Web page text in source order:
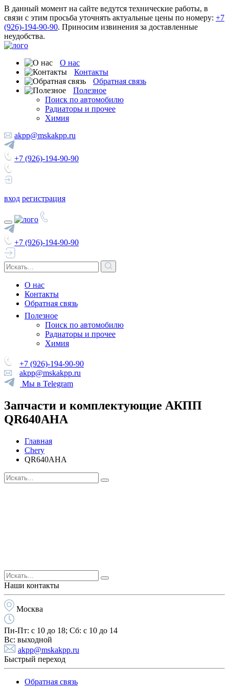
В данный момент на сайте ведутся технические работы, в
связи с этим просьба уточнять актуальные цены по номеру: +7
(926)-194-90-90. Приносим извинения за доставленные
неудобства.
О нас
Контакты
Обратная связь
Полезное
Поиск по автомобилю
Радиаторы и прочее
Химия
akpp@mskakpp.ru
+7 (926)-194-90-90
вход регистрация
+7 (926)-194-90-90
О нас
Контакты
Обратная связь
Полезное
Поиск по автомобилю
Радиаторы и прочее
Химия
+7 (926)-194-90-90
akpp@mskakpp.ru
Мы в Telegram
Запчасти и комплектующие АКПП
QR640AHA
Главная
Chery
QR640AHA
Наши контакты
Москва
Пн-Пт: с 10 до 18; Cб: с 10 до 14
Вс: выходной
akpp@mskakpp.ru
Быстрый переход
Обратная связь